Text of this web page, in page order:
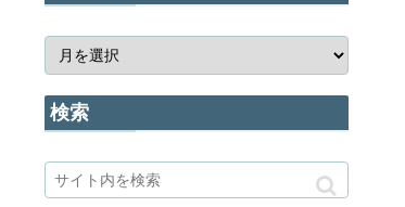
検索